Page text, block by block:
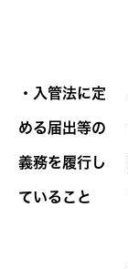
・入管法に定
める届出等の
義務を履行し
ていること